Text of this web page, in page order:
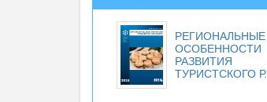
РЕГИОНАЛЬНЫЕ
ОСОБЕННОСТИ
РАЗВИТИЯ
ТУРИСТСКОГО Р...